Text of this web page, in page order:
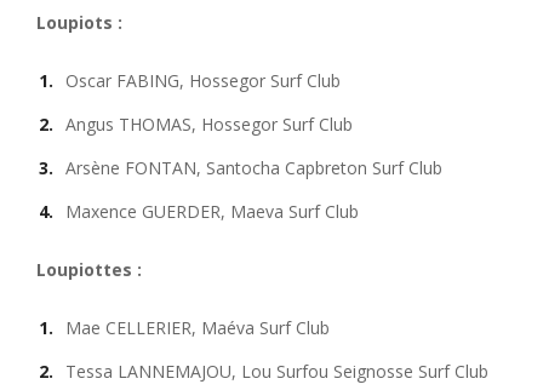
Loupiots :
Oscar FABING, Hossegor Surf Club
Angus THOMAS, Hossegor Surf Club
Arsène FONTAN, Santocha Capbreton Surf Club
Maxence GUERDER, Maeva Surf Club
Loupiottes :
Mae CELLERIER, Maéva Surf Club
Tessa LANNEMAJOU, Lou Surfou Seignosse Surf Club